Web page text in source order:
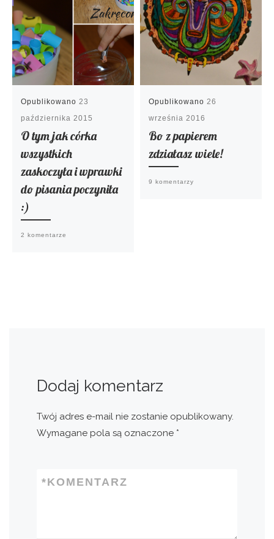
Opublikowano 23
października 2015
O tym jak córka
wszystkich
zaskoczyła i wprawki
do pisania poczyniła
:)
2 komentarze
Opublikowano 26
września 2016
Bo z papierem
zdziałasz wiele!
9 komentarzy
Dodaj komentarz
Twój adres e-mail nie zostanie opublikowany.
Wymagane pola są oznaczone *
KOMENTARZ
*